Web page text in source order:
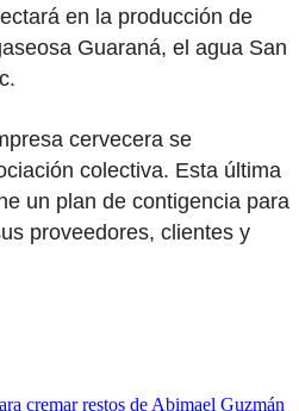
en la producción de
Guaraná, el agua San
cervecera se
colectiva. Esta última
un plan de contigencia para
proveedores, clientes y
cremar restos de Abimael Guzmán